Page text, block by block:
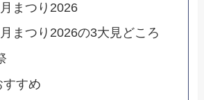
まつり2026
まつり2026の3大見どころ
すすめ